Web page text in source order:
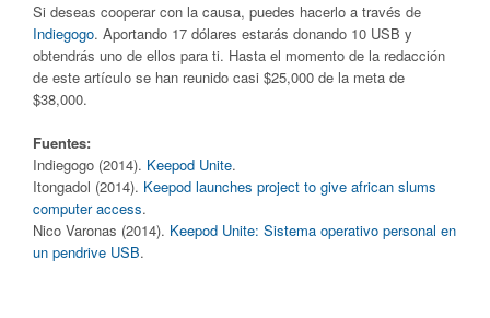
Si deseas cooperar con la causa, puedes hacerlo a través de
Indiegogo. Aportando 17 dólares estarás donando 10 USB y
obtendrás uno de ellos para ti. Hasta el momento de la redacción
de este artículo se han reunido casi $25,000 de la meta de
$38,000.
Fuentes:
Indiegogo (2014). Keepod Unite.
Itongadol (2014). Keepod launches project to give african slums
computer access.
Nico Varonas (2014). Keepod Unite: Sistema operativo personal en
un pendrive USB.